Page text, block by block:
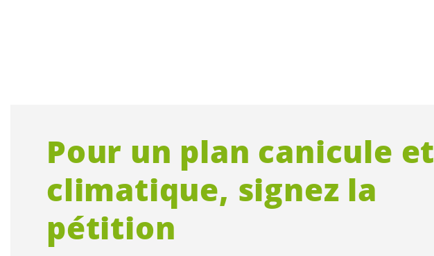
Pour un plan canicule et
climatique, signez la
pétition